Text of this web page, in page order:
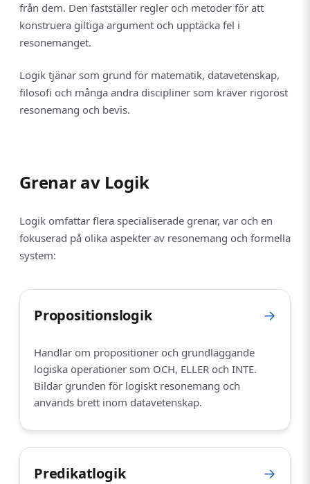
från dem. Den fastställer regler och metoder för att
konstruera giltiga argument och upptäcka fel i
resonemanget.
Logik tjänar som grund för matematik, datavetenskap,
filosofi och många andra discipliner som kräver rigoröst
resonemang och bevis.
Grenar av Logik
Logik omfattar flera specialiserade grenar, var och en
fokuserad på olika aspekter av resonemang och formella
system:
Propositionslogik →
Handlar om propositioner och grundläggande
logiska operationer som OCH, ELLER och INTE.
Bildar grunden för logiskt resonemang och
används brett inom datavetenskap.
Predikatlogik →